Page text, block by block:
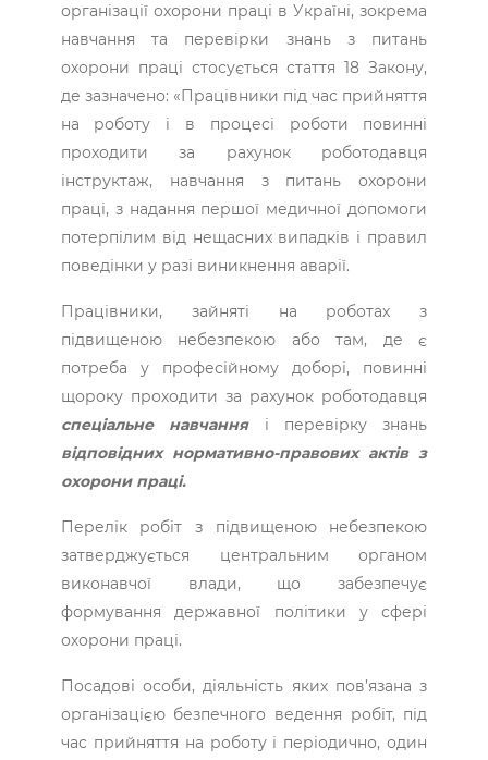
організації охорони праці в Україні, зокрема
навчання та перевірки знань з питань
охорони праці стосується стаття 18 Закону,
де зазначено: «Працівники під час прийняття
на роботу і в процесі роботи повинні
проходити за рахунок роботодавця
інструктаж, навчання з питань охорони
праці, з надання першої медичної допомоги
потерпілим від нещасних випадків і правил
поведінки у разі виникнення аварії.
Працівники, зайняті на роботах з
підвищеною небезпекою або там, де є
потреба у професійному доборі, повинні
щороку проходити за рахунок роботодавця
спеціальне навчанняі перевірку знань
відповідних нормативно-правових актів з
охорони праці.
Перелік робіт з підвищеною небезпекою
затверджується центральним органом
виконавчої влади, що забезпечує
формування державної політики у сфері
охорони праці.
Посадові особи, діяльність яких пов’язана з
організацією безпечного ведення робіт, під
час прийняття на роботу і періодично, один